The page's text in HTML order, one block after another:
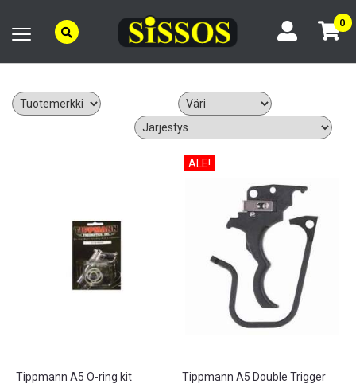
0
Tippmann A5 O-ring kit
ALE!
Tippmann A5 Double Trigger